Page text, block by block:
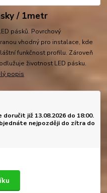
/ 1metr
pásků. Povrchový
vhodný pro instalace, kde
funkčnost profilu. Zároveň
životnost LED pásku.
popis
doručit již 13.08.2026 do 18:00.
nejpozději do zítra do